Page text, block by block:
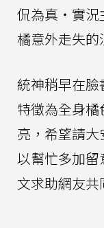
侃為真‧實況
橘意外走失的
統神稍早在
特徵為全身
亮，希望請
以幫忙多加留
文求助網友共